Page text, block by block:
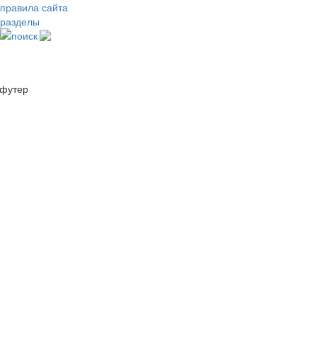
правила сайта
разделы
поиск
футер